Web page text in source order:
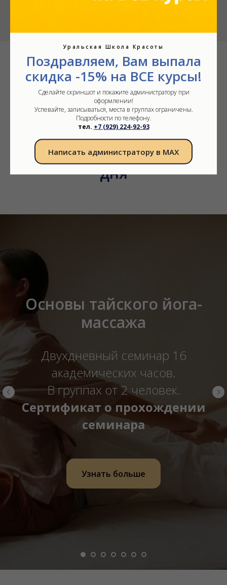
Уральская Школа Красоты
Поздравляем, Вам выпала
скидка -15% на ВСЕ курсы!
Сделайте скриншот и покажите администратору при
оформлении!
Успевайте, записываться, места в группах ограничены.
Подробности по телефону.
тел. +7 (929) 224-92-93
Написать администратору в МАХ
Для желающих быстро
обучиться новому, мы
подготовили семинары с
программой на один-два
дня
Массаж Кобидо
Двухдневный семинар 16
академических часов.
В группах от 2 человек.
Сертификат о прохождении
семинара